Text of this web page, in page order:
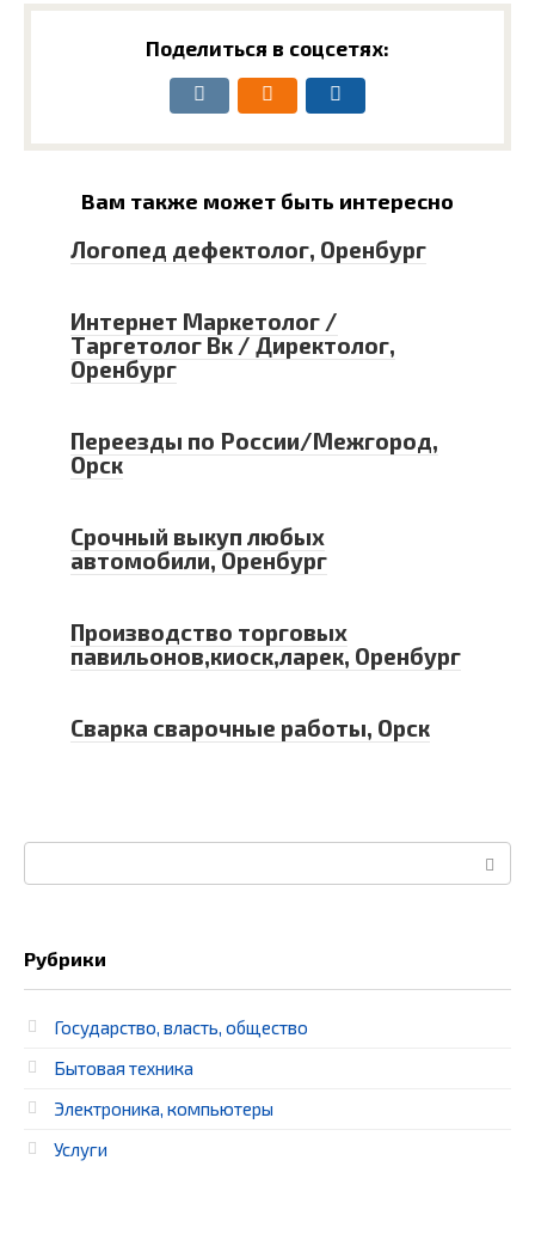
Поделиться в соцсетях:
Вам также может быть интересно
Логопед дефектолог, Оренбург
Интернет Маркетолог /
Таргетолог Вк / Директолог,
Оренбург
Переезды по России/Межгород,
Орск
Срочный выкуп любых
автомобили, Оренбург
Производство торговых
павильонов,киоск,ларек, Оренбург
Сварка сварочные работы, Орск
Рубрики
Государство, власть, общество
Бытовая техника
Электроника, компьютеры
Услуги